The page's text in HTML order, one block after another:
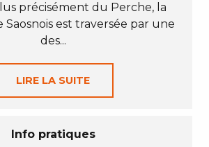
précisément du Perche, la
Saosnois est traversée par une
des...
LIRE LA SUITE
Info pratiques